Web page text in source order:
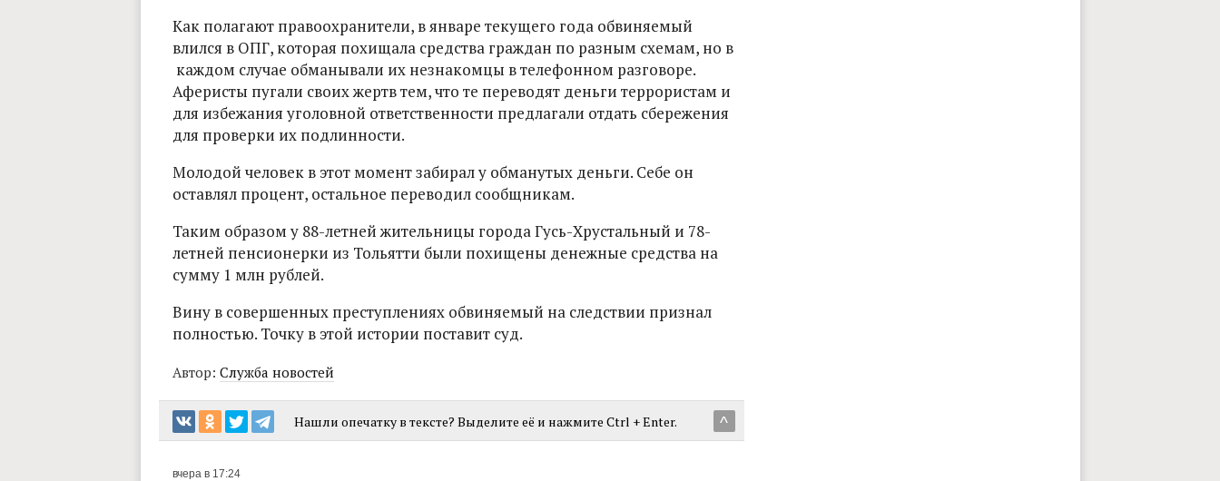
Как полагают правоохранители, в январе текущего года обвиняемый
влился в ОПГ, которая похищала средства граждан по разным схемам, но в
каждом случае обманывали их незнакомцы в телефонном разговоре.
Аферисты пугали своих жертв тем, что те переводят деньги террористам и
для избежания уголовной ответственности предлагали отдать сбережения
для проверки их подлинности.
Молодой человек в этот момент забирал у обманутых деньги. Себе он
оставлял процент, остальное переводил сообщникам.
Таким образом у 88-летней жительницы города Гусь-Хрустальный и 78-
летней пенсионерки из Тольятти были похищены денежные средства на
сумму 1 млн рублей.
Вину в совершенных преступлениях обвиняемый на следствии признал
полностью. Точку в этой истории поставит суд.
Автор: Служба новостей
^
Нашли опечатку в тексте? Выделите её и нажмите Ctrl + Enter.
вчера в 17:24